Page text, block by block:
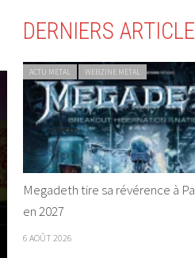
DERNIERS
ACTU METAL WEBZINE METAL
Megadeth tire sa révérence à
en 2027
6 AOÛT 2026